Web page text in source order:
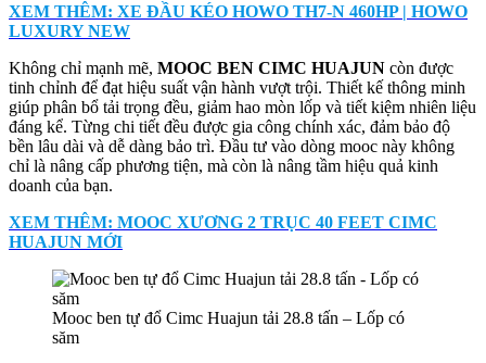
XEM THÊM: XE ĐẦU KÉO HOWO TH7-N 460HP | HOWO
LUXURY NEW
Không chỉ mạnh mẽ, MOOC BEN CIMC HUAJUN còn được
tinh chỉnh để đạt hiệu suất vận hành vượt trội. Thiết kế thông minh
giúp phân bổ tải trọng đều, giảm hao mòn lốp và tiết kiệm nhiên liệu
đáng kể. Từng chi tiết đều được gia công chính xác, đảm bảo độ
bền lâu dài và dễ dàng bảo trì. Đầu tư vào dòng mooc này không
chỉ là nâng cấp phương tiện, mà còn là nâng tầm hiệu quả kinh
doanh của bạn.
XEM THÊM: MOOC XƯƠNG 2 TRỤC 40 FEET CIMC
HUAJUN MỚI
Mooc ben tự đổ Cimc Huajun tải 28.8 tấn – Lốp có
săm